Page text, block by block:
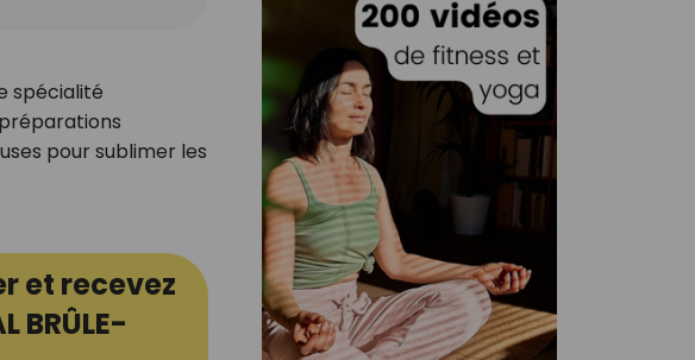
spécialité
pour sublimer les
et recevez
BRÛLE-